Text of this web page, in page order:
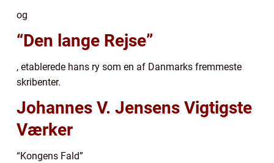
og
“Den lange Rejse”
, etablerede hans ry som en af Danmarks fremmeste
skribenter.
Johannes V. Jensens Vigtigste
Værker
“Kongens Fald”